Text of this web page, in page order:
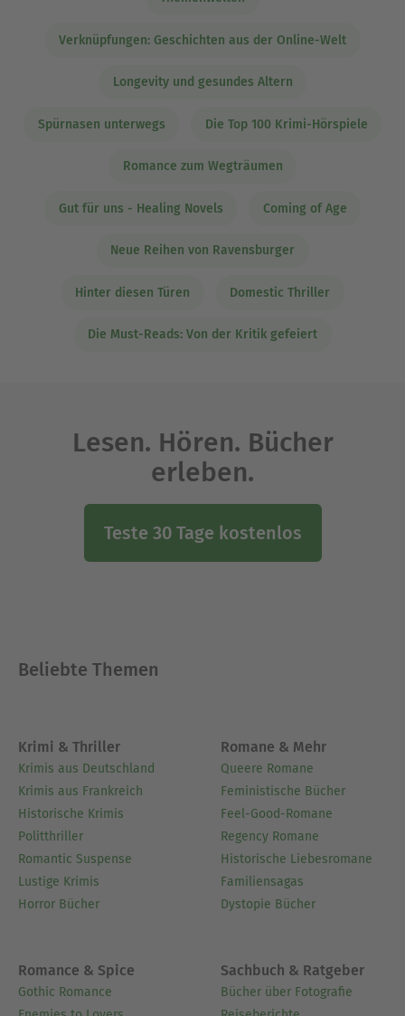
Verknüpfungen: Geschichten aus der Online-Welt
Longevity und gesundes Altern
Spürnasen unterwegs Die Top 100 Krimi-Hörspiele
Romance zum Wegträumen
Gut für uns - Healing Novels Coming of Age
Neue Reihen von Ravensburger
Hinter diesen Türen Domestic Thriller
Die Must-Reads: Von der Kritik gefeiert
Lesen. Hören. Bücher
erleben.
Teste 30 Tage kostenlos
Beliebte Themen
Krimi & Thriller
Krimis aus Deutschland
Krimis aus Frankreich
Historische Krimis
Politthriller
Romantic Suspense
Lustige Krimis
Horror Bücher
Romane & Mehr
Queere Romane
Feministische Bücher
Feel-Good-Romane
Regency Romane
Historische Liebesromane
Familiensagas
Dystopie Bücher
Romance & Spice
Gothic Romance
Sachbuch & Ratgeber
Bücher über Fotografie